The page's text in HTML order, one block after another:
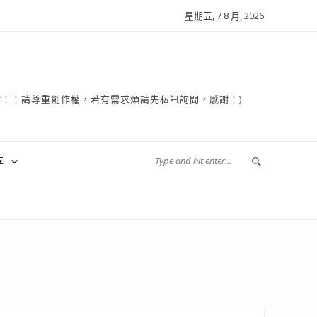
星期五, 7 8 月, 2026
請尊重創作權，若有需求煩請先私訊詢問，感謝！)